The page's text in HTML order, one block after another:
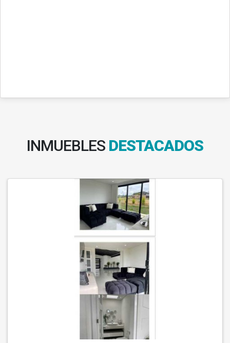
INMUEBLES DESTACADOS